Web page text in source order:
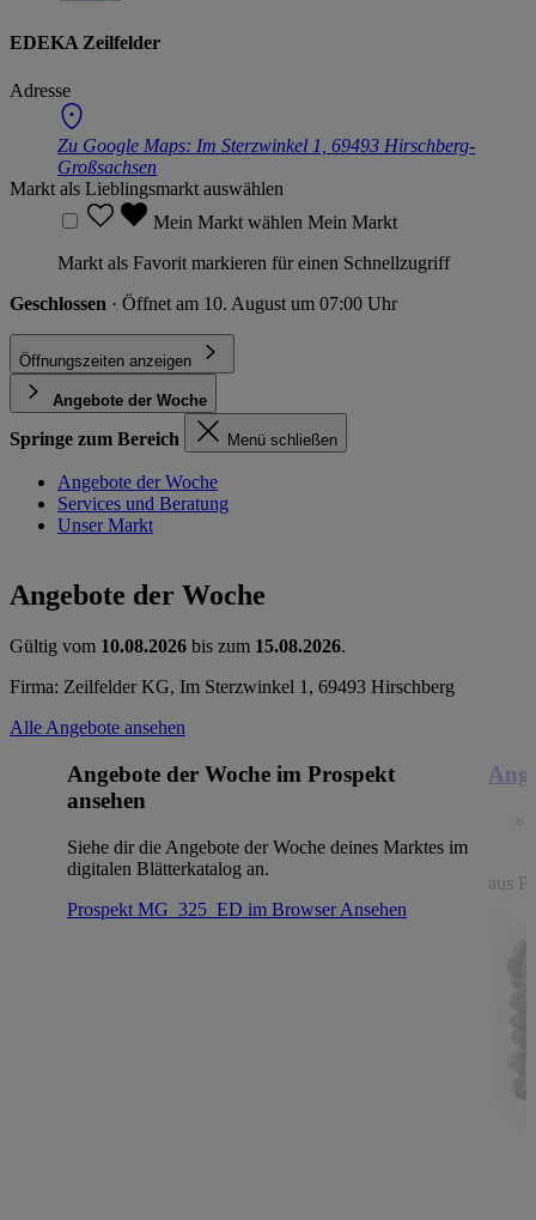
EDEKA Zeilfelder
Adresse
Zu Google Maps: Im Sterzwinkel 1, 69493 Hirschberg-
Großsachsen
Markt als Lieblingsmarkt auswählen
Mein Markt wählen Mein Markt
Markt als Favorit markieren für einen Schnellzugriff
Geschlossen · Öffnet am 10. August um 07:00 Uhr
Öffnungszeiten anzeigen
Angebote der Woche
Springe zum Bereich Menü schließen
Angebote der Woche
Services und Beratung
Unser Markt
Angebote der Woche
Gültig vom 10.08.2026 bis zum 15.08.2026.
Firma: Zeilfelder KG, Im Sterzwinkel 1, 69493 Hirschberg
Alle Angebote ansehen
Angebote der Woche im Prospekt
ansehen
Siehe dir die Angebote der Woche deines Marktes im
digitalen Blätterkatalog an.
Prospekt MG_325_ED im BrowserAnsehen
aus